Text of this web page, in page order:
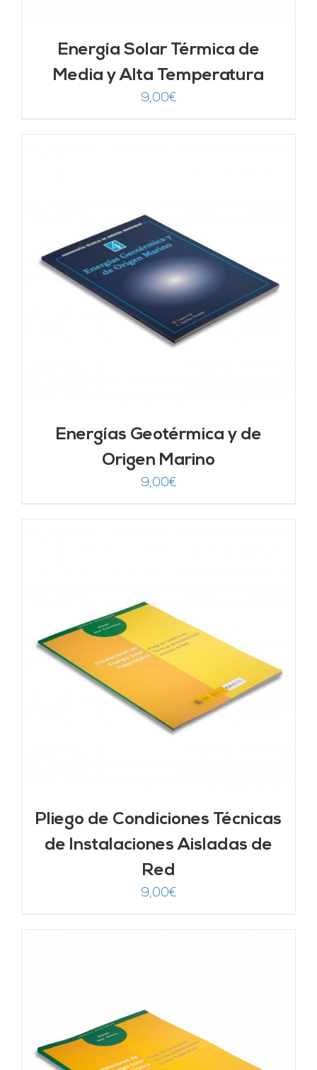
Energía Solar Térmica de
Media y Alta Temperatura
9,00€
Energías Geotérmica y de
Origen Marino
9,00€
Pliego de Condiciones Técnicas
de Instalaciones Aisladas de
Red
9,00€